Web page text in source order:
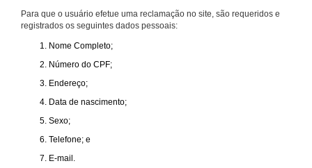
Para que o usuário efetue uma reclamação no site, são requeridos e
registrados os seguintes dados pessoais:
Nome Completo;
Número do CPF;
Endereço;
Data de nascimento;
Sexo;
Telefone; e
E-mail.